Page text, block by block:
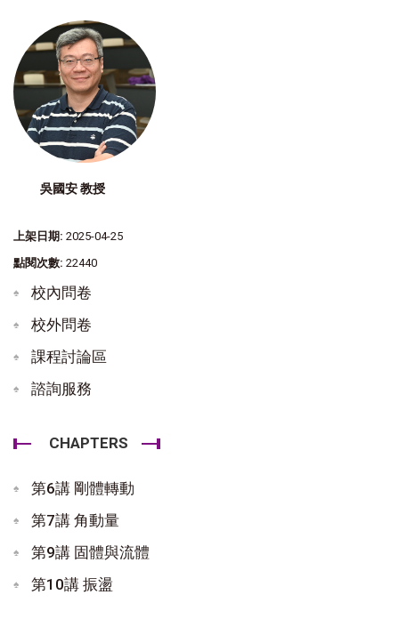
吳國安 教授
上架日期: 2025-04-25
點閱次數: 22440
校內問卷
校外問卷
課程討論區
諮詢服務
CHAPTERS
第6講 剛體轉動
第7講 角動量
第9講 固體與流體
第10講 振盪